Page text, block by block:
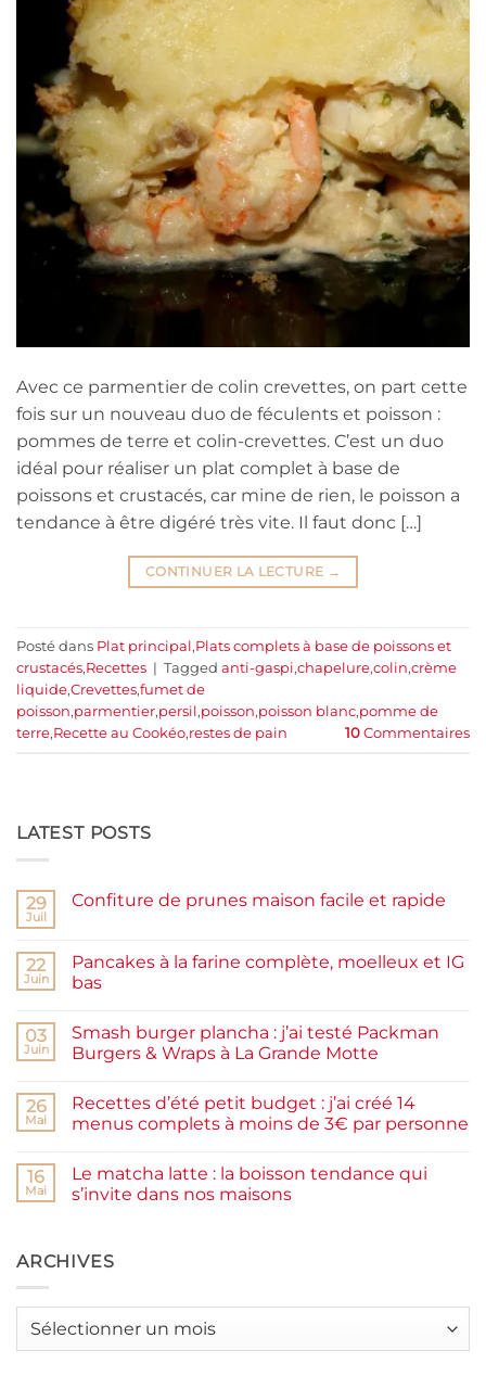
Avec ce parmentier de colin crevettes, on part cette
fois sur un nouveau duo de féculents et poisson :
pommes de terre et colin-crevettes. C’est un duo
idéal pour réaliser un plat complet à base de
poissons et crustacés, car mine de rien, le poisson a
tendance à être digéré très vite. Il faut donc […]
CONTINUER LA LECTURE →
Posté dans Plat principal,Plats complets à base de poissons et
crustacés,Recettes | Tagged anti-gaspi,chapelure,colin,crème
liquide,Crevettes,fumet de
poisson,parmentier,persil,poisson,poisson blanc,pomme de
terre,Recette au Cookéo,restes de pain 10 Commentaires
LATEST POSTS
29
Juil
Confiture de prunes maison facile et rapide
Confiture
de
prunes
et
rapide
22
Juin
Pancakes à la farine complète, moelleux et IG
bas
sur
Pancakes
à
complète,
moelleux
et
03
Juin
Smash burger plancha : j’ai testé Packman
Burgers & Wraps à La Grande Motte
sur
Smash
burger
testé
Packman
Burgers &
Grande
Motte
26
Mai
Recettes d’été petit budget : j’ai créé 14
menus complets à moins de 3€ par personne
sur
Recettes
d’été
j’ai
créé
à
de
16
Mai
Le matcha latte : la boisson tendance qui
s’invite dans nos maisons
Le
matcha
boisson
qui
ARCHIVES
Archives